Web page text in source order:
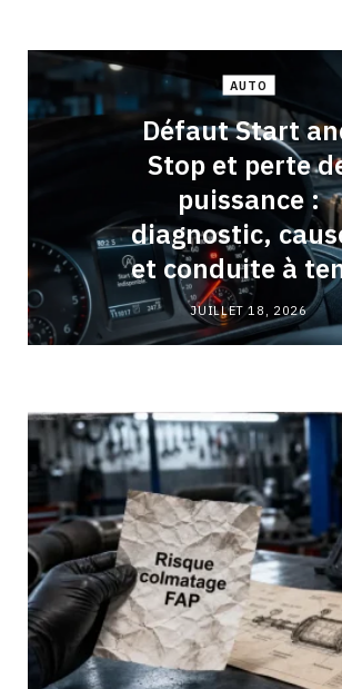
AUTO
Défaut Start
Stop et perte
puissance :
diagnostic,
et conduite à
JUILLET 18, 2026